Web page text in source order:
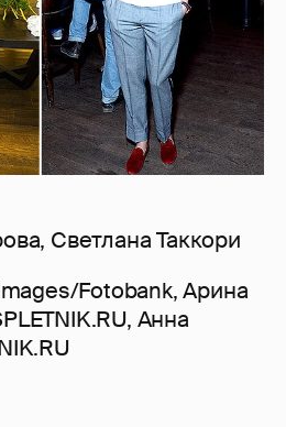
Светлана Таккори
Fotobank, Арина
Анна